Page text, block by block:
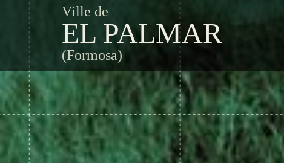
Ville de
EL PALMAR
(Formosa)